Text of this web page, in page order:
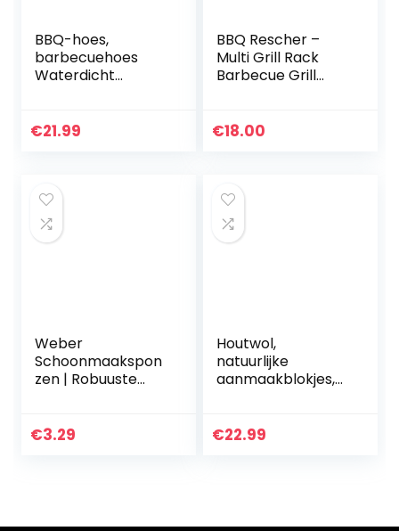
BBQ-hoes,
barbecuehoes
Waterdicht
grillhoes – Oxford-
€21.99
BBQ Rescher –
Multi Grill Rack
Barbecue Grill
Kippenpoot Grill –
€18.00
Weber
Schoonmaakspon
zen | Robuuste
zen | Grote
€3.29
Houtwol,
natuurlijke
aanmaakblokjes,
verpakking, ideaal
€22.99